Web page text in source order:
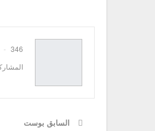
346
السابق بوست